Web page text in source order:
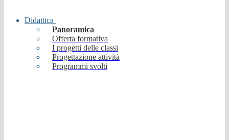
Didattica
Panoramica
Offerta formativa
I progetti delle classi
Progettazione attività
Programmi svolti